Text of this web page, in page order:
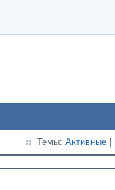
Темы: Активные